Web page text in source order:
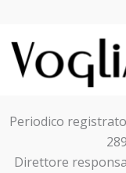
Periodico
Direttore